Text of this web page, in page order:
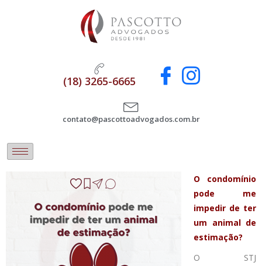
(18) 3265-6665
contato@pascottoadvogados.com.br
O condomínio
pode me
impedir de ter
um animal de
estimação?
O STJ